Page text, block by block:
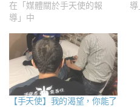
在「媒體關於手天使的報
導」中
【手天使】我的渴望，你能了